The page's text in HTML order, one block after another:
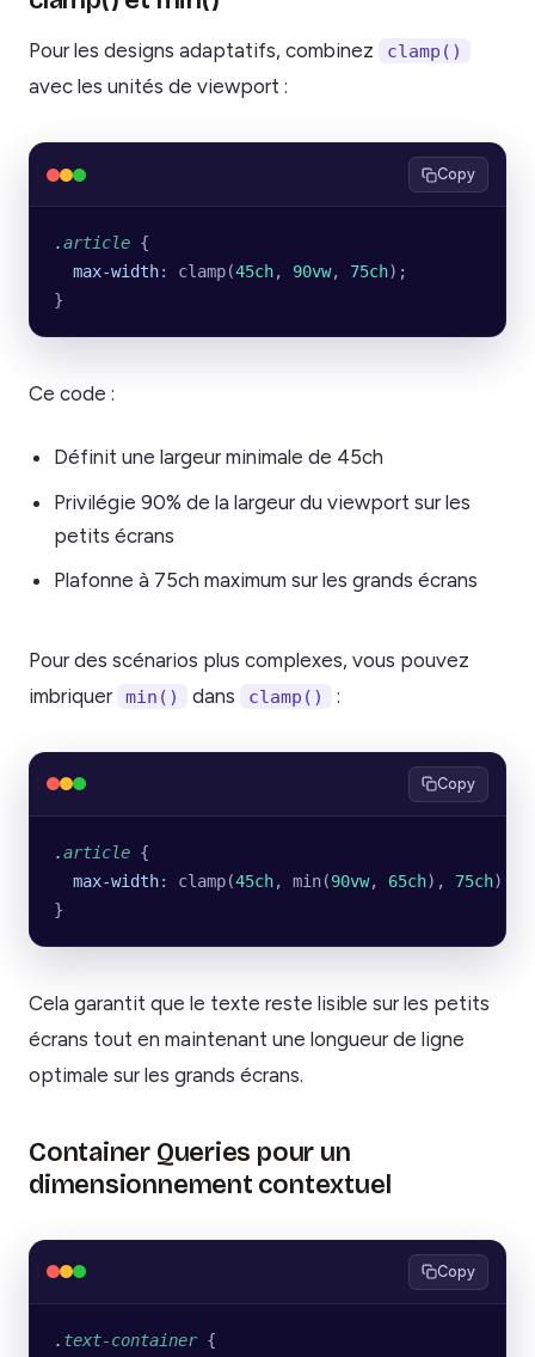
Pour les designs adaptatifs, combinez clamp()
avec les unités de viewport :
Copy
.article {
  max-width
: clamp(45ch, 90vw, 75ch);
}
Ce code :
Définit une largeur minimale de 45ch
Privilégie 90% de la largeur du viewport sur les
petits écrans
Plafonne à 75ch maximum sur les grands écrans
Pour des scénarios plus complexes, vous pouvez
imbriquer
min() dans clamp() :
Copy
.article {
  max-width
: clamp(45ch, min(90vw, 65ch), 75ch);
}
Cela garantit que le texte reste lisible sur les petits
écrans tout en maintenant une longueur de ligne
optimale sur les grands écrans.
Container Queries pour un
dimensionnement contextuel
Copy
. text-container {